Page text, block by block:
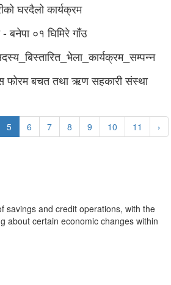
घरदैलो कार्यक्रम
बनेपा ०१ घिमिरे गाँउ
बचत तथा ऋण सहकारी संस्था
5 6 7 8 9 10 11 ›
savings and credit operations, with the
about certain economic changes within